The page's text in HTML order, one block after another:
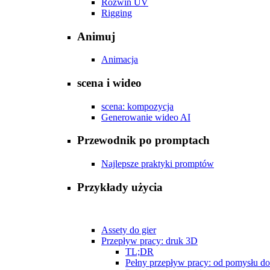
Rigging
Animuj
Animacja
scena i wideo
scena: kompozycja
Generowanie wideo AI
Przewodnik po promptach
Najlepsze praktyki promptów
Przykłady użycia
Assety do gier
Przepływ pracy: druk 3D
TL;DR
Pełny przepływ pracy: od pomysłu